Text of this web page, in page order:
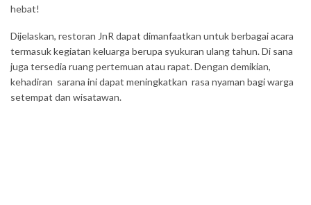
hebat!
Dijelaskan, restoran JnR dapat dimanfaatkan untuk berbagai acara
termasuk kegiatan keluarga berupa syukuran ulang tahun. Di sana
juga tersedia ruang pertemuan atau rapat. Dengan demikian,
kehadiran sarana ini dapat meningkatkan rasa nyaman bagi warga
setempat dan wisatawan.